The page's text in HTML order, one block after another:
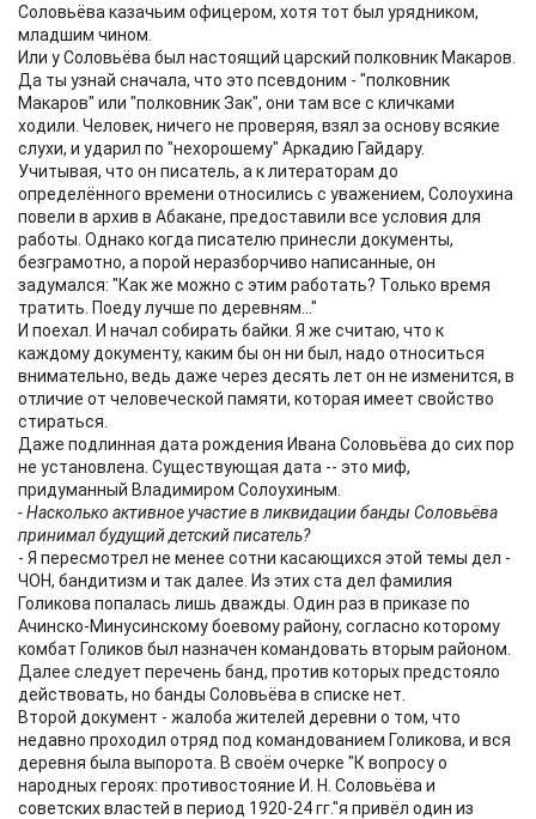
Соловьёва казачьим офицером, хотя тот был урядником,
младшим чином.
Или у Соловьёва был настоящий царский полковник Макаров.
Да ты узнай сначала, что это псевдоним - "полковник
Макаров" или "полковник Зак", они там все с кличками
ходили. Человек, ничего не проверяя, взял за основу всякие
слухи, и ударил по "нехорошему" Аркадию Гайдару.
Учитывая, что он писатель, а к литераторам до
определённого времени относились с уважением, Солоухина
повели в архив в Абакане, предоставили все условия для
работы. Однако когда писателю принесли документы,
безграмотно, а порой неразборчиво написанные, он
задумался: "Как же можно с этим работать? Только время
тратить. Поеду лучше по деревням..."
И поехал. И начал собирать байки. Я же считаю, что к
каждому документу, каким бы он ни был, надо относиться
внимательно, ведь даже через десять лет он не изменится, в
отличие от человеческой памяти, которая имеет свойство
стираться.
Даже подлинная дата рождения Ивана Соловьёва до сих пор
не установлена. Существующая дата -- это миф,
придуманный Владимиром Солоухиным.
- Насколько активное участие в ликвидации банды Соловьёва
принимал будущий детский писатель?
- Я пересмотрел не менее сотни касающихся этой темы дел -
ЧОН, бандитизм и так далее. Из этих ста дел фамилия
Голикова попалась лишь дважды. Один раз в приказе по
Ачинско-Минусинскому боевому району, согласно которому
комбат Голиков был назначен командовать вторым районом.
Далее следует перечень банд, против которых предстояло
действовать, но банды Соловьёва в списке нет.
Второй документ - жалоба жителей деревни о том, что
недавно проходил отряд под командованием Голикова, и вся
деревня была выпорота. В своём очерке "К вопросу о
народных героях: противостояние И. Н. Соловьёва и
советских властей в период 1920-24 гг."я привёл один из